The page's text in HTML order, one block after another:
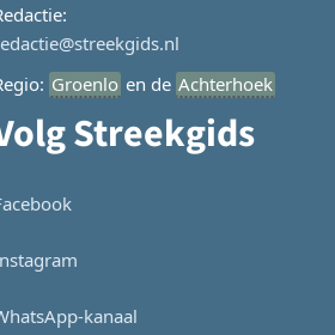
Groenlo en de Achterhoek
Streekgids
kanaal